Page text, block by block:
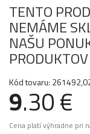
TENTO
NEMÁME
NAŠU
PRODUKTOV
Kód tovaru:
9.30 €
Cena platí výhradne pri